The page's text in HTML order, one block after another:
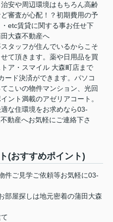
安や周辺環境はもちろん高齢
審査が心配！？初期費用の予
etc賃貸に関する事お任せ下
大森不動産へ
タッフが住んでいるからこそ
て頂きます。薬や日用品を買
ア・スマイル 大森町店まで
ード決済ができます。パソコ
こいの物件マンション、光回
ント満載のアゼリアコート。
な住環境をお求めなら03-
動産へお気軽にご連絡下さ
(おすすめポイント)
件ご見学ご依頼等お気軽に03-
部屋探しは地元密着の蒲田大森